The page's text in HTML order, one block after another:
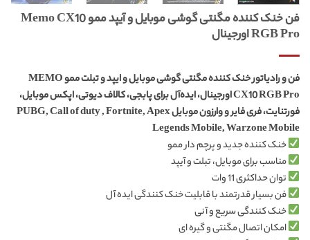
فن خنک کننده مگنتی گوشی موبایل و آیپد ممو Memo CX10
RGB Pro اورجینال
فن و رادیاتور خنک کننده مگنتی گوشی موبایل و ایپد و تبلت ممو MEMO
CX10 RGB Pro اورجینال،
ایده‌آل برای پابجی، کالاف دیوتی، اپکس موبایل،
فورتنایت، فری فایر و وارزون موبایل PUBG, Call of duty , Fortnite, Apex
Legends Mobile, Warzone Mobile
خنک کننده جدید و پرچم دار ممو
مناسب برای موبایل، تبلت و آیپد
توان حداکثری 11 وات
فن بسیار قدرتمند با قابلیت خنک کنندگی ایده آل
خنک کنندگی سریع و آنی
امکان اتصال مگنتی و گیره ای